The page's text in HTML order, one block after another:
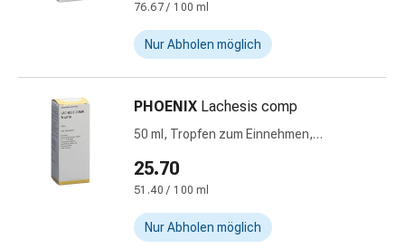
Rauchstopp
Venenbeschwerden
Herznerven-
Störung
Gedächtnis-
Konzentrationsstörung
&
Antiallergika
76.67 / 100 ml
Nur Abholen möglich
PHOENIX Lachesis comp
50 ml, Tropfen zum Einnehmen,
25.70
51.40 / 100 ml
Nur Abholen möglich